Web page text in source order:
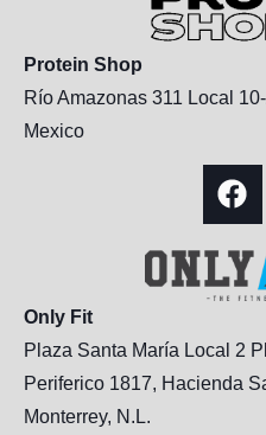
Protein Shop
Río Amazonas 311 Local
Mexico
Only Fit
Plaza Santa María Local 2
Periferico 1817, Hacienda
Monterrey, N.L.